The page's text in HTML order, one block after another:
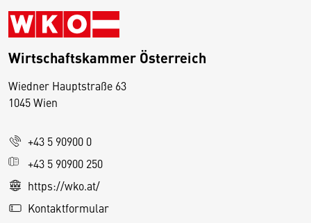
Wirtschaftskammer Österreich
Wiedner Hauptstraße 63
1045 Wien
+43 5 90900 0
+43 5 90900 250
https://wko.at/
Kontaktformular
D
s
e
S
e